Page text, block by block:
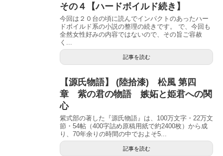
その４【ハードボイルド続き】
今回は２０台の頃に読んでインパクトのあったハー
ドボイルド系の小説の整理の続きです。 で、今回も
全然女性好みの内容ではないので、その旨ご容赦
く...
記事を読む
【源氏物語】 (陸拾漆) 松風 第四
章 紫の君の物語 嫉妬と姫君への関
心
紫式部の著した『源氏物語』は、100万文字・22万文
節・54帖（400字詰め原稿用紙で約2400枚）から成
り、70年余りの時間の中でおよそ5...
記事を読む